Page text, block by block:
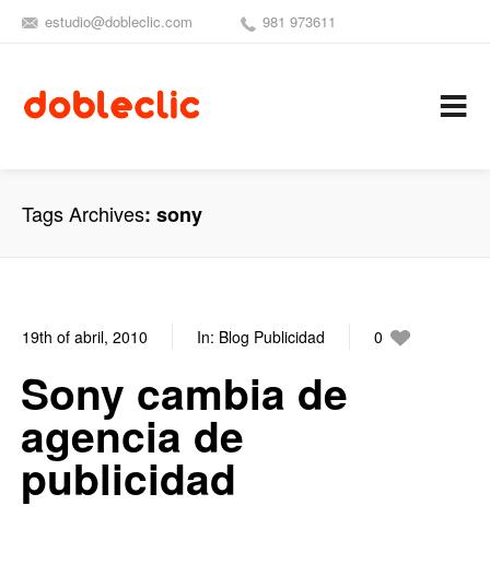
estudio@dobleclic.com 981 973611
Tags Archives sony
19th of abril, 2010 In: Blog Publicidad
0
Sony cambia de
agencia de
publicidad